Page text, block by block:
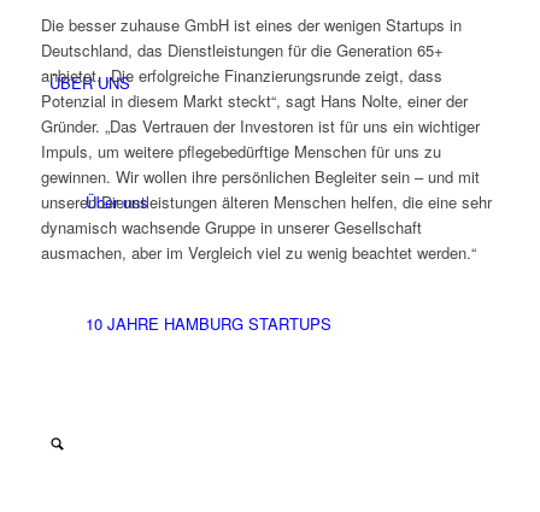
ÜBER UNS
Über uns
10 JAHRE HAMBURG STARTUPS
Die besser zuhause GmbH ist eines der wenigen Startups in
Deutschland, das Dienstleistungen für die Generation 65+
anbietet. „Die erfolgreiche Finanzierungsrunde zeigt, dass
Potenzial in diesem Markt steckt“, sagt Hans Nolte, einer der
Gründer. „Das Vertrauen der Investoren ist für uns ein wichtiger
Impuls, um weitere pflegebedürftige Menschen für uns zu
gewinnen. Wir wollen ihre persönlichen Begleiter sein – und mit
unseren Dienstleistungen älteren Menschen helfen, die eine sehr
dynamisch wachsende Gruppe in unserer Gesellschaft
ausmachen, aber im Vergleich viel zu wenig beachtet werden.“